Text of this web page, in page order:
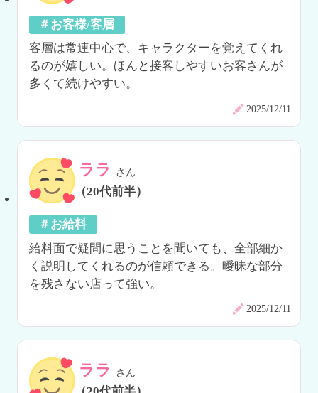
＃お客様/客層
客層は常連中心で、キャラクターを覚えてくれ
るのが嬉しい。ほんと接客しやすいお客さんが
多くて続けやすい。
2025/12/11
ララ さん
（20代前半）
＃お給料
給料面で疑問に思うことを聞いても、全部細か
く説明してくれるのが信頼できる。曖昧な部分
を残さない店って強い。
2025/12/11
ララ さん